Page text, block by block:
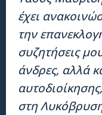
έχει
την
συζητήσεις
άνδρες, αλλά
στη